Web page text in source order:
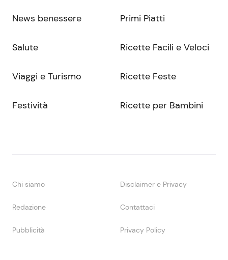
News benessere
Salute
Viaggi e Turismo
Festività
Primi Piatti
Ricette Facili e Veloci
Ricette Feste
Ricette per Bambini
Chi siamo Disclaimer e Privacy
Redazione Contattaci
Pubblicità Privacy Policy